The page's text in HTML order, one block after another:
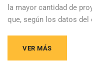
la mayor cantidad de
que, según los datos
VER MÁS